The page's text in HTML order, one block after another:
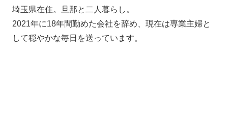
埼玉県在住。旦那と二人暮らし。
2021年に18年間勤めた会社を辞め、現在は専業主婦と
して穏やかな毎日を送っています。